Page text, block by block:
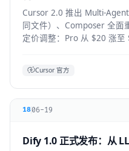
Cursor 2.0 推出 Multi-
同文件）、Composer 全面
定价调整：Pro 从 $20 涨至
Cursor 官方
1806-19
Dify 1.0 正式发布：从